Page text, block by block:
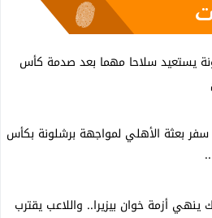
يستعيد سلاحا مهما بعد صدمة كأس
بعثة الأهلي لمواجهة برشلونة بكأس
ينهي أزمة خوان بيزيرا.. واللاعب يقترب